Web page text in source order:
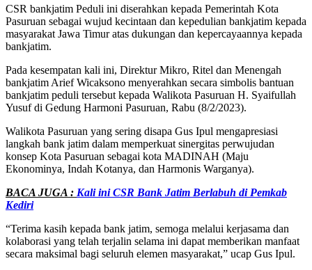
CSR bankjatim Peduli ini diserahkan kepada Pemerintah Kota
Pasuruan sebagai wujud kecintaan dan kepedulian bankjatim kepada
masyarakat Jawa Timur atas dukungan dan kepercayaannya kepada
bankjatim.
Pada kesempatan kali ini, Direktur Mikro, Ritel dan Menengah
bankjatim Arief Wicaksono menyerahkan secara simbolis bantuan
bankjatim peduli tersebut kepada Walikota Pasuruan H. Syaifullah
Yusuf di Gedung Harmoni Pasuruan, Rabu (8/2/2023).
Walikota Pasuruan yang sering disapa Gus Ipul mengapresiasi
langkah bank jatim dalam memperkuat sinergitas perwujudan
konsep Kota Pasuruan sebagai kota MADINAH (Maju
Ekonominya, Indah Kotanya, dan Harmonis Warganya).
BACA JUGA : Kali ini CSR Bank Jatim Berlabuh di Pemkab
Kediri
“Terima kasih kepada bank jatim, semoga melalui kerjasama dan
kolaborasi yang telah terjalin selama ini dapat memberikan manfaat
secara maksimal bagi seluruh elemen masyarakat,” ucap Gus Ipul.